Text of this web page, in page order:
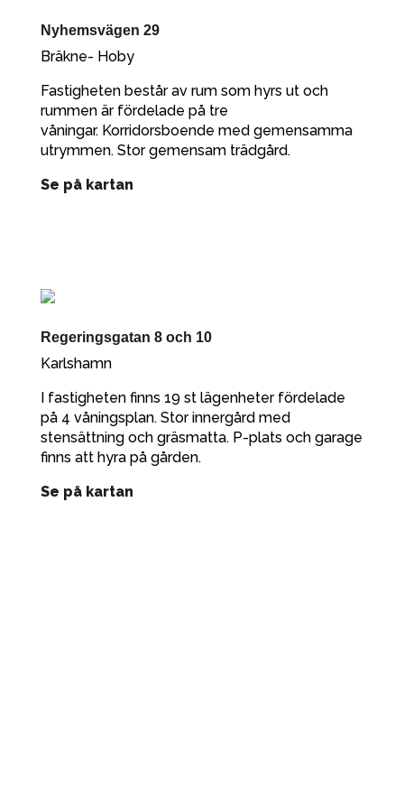
Nyhemsvägen 29
Bräkne- Hoby
Fastigheten består av rum som hyrs ut och
rummen är fördelade på tre
våningar. Korridorsboende med gemensamma
utrymmen. Stor gemensam trädgård.
Se på kartan
Regeringsgatan 8 och 10
Karlshamn
I fastigheten finns 19 st lägenheter fördelade
på 4 våningsplan. Stor innergård med
stensättning och gräsmatta. P-plats och garage
finns att hyra på gården.
Se på kartan